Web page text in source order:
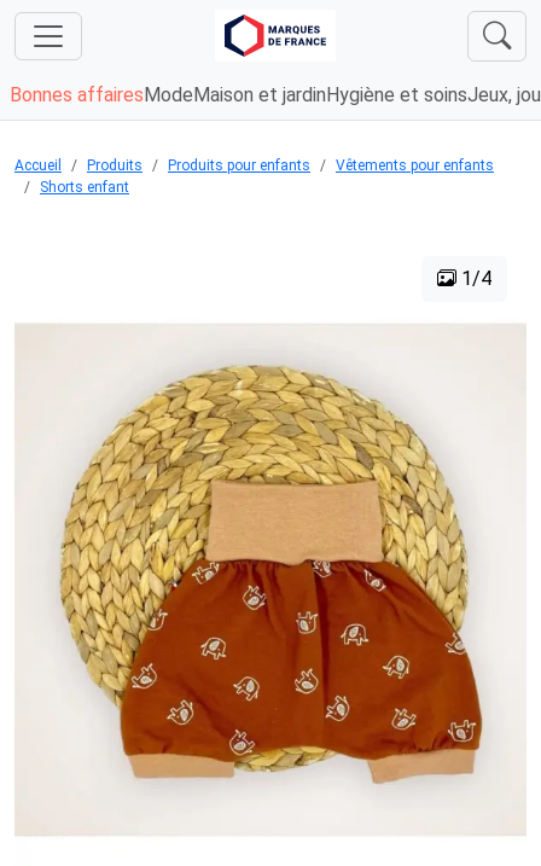
Bonnes affaires Mode Maison et jardin Hygiène et soinsJeux,
Accueil Produits Produits pour enfants
Vêtements pour enfants
Shorts enfant
1/4